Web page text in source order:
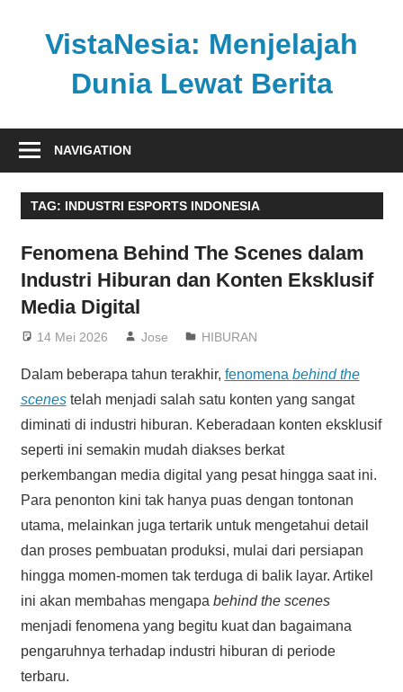
VistaNesia: Menjelajah
Dunia Lewat Berita
nasional
global
dalam
platform
informatif
NAVIGATION
TAG: INDUSTRI ESPORTS INDONESIA
Fenomena Behind The Scenes dalam
Industri Hiburan dan Konten Eksklusif
Media Digital
14 Mei 2026 Jose HIBURAN
Dalam beberapa tahun terakhir, fenomena behind the
scenestelah menjadi salah satu konten yang sangat
diminati di industri hiburan. Keberadaan konten eksklusif
seperti ini semakin mudah diakses berkat
perkembangan media digital yang pesat hingga saat ini.
Para penonton kini tak hanya puas dengan tontonan
utama, melainkan juga tertarik untuk mengetahui detail
dan proses pembuatan produksi, mulai dari persiapan
hingga momen-momen tak terduga di balik layar. Artikel
ini akan membahas mengapa behind the scenes
menjadi fenomena yang begitu kuat dan bagaimana
pengaruhnya terhadap industri hiburan di periode
terbaru.